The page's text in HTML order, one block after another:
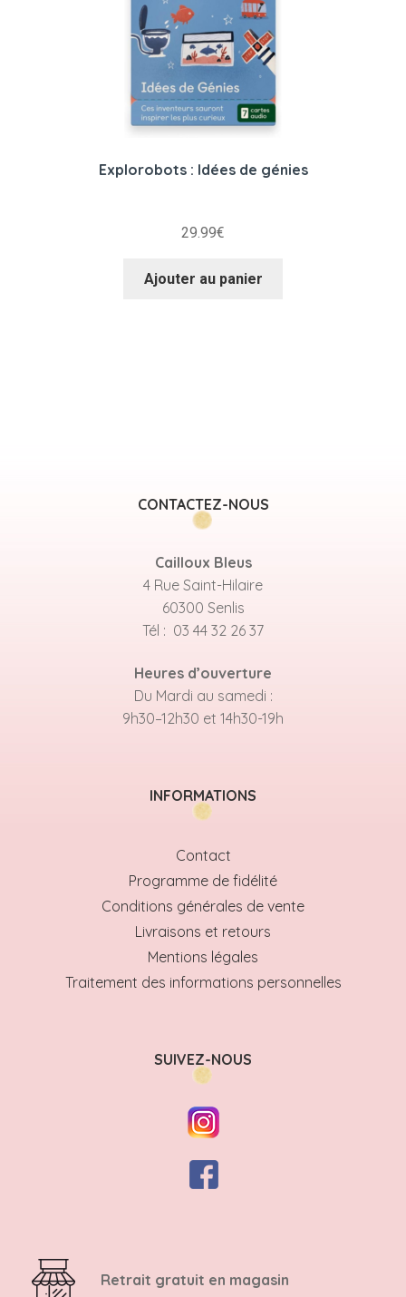
Explorobots : Idées de génies
29.99€
Ajouter au panier
CONTACTEZ-NOUS
Cailloux Bleus
4 Rue Saint-Hilaire
60300 Senlis
Tél : 03 44 32 26 37
Heures d’ouverture
Du Mardi au samedi :
9h30–12h30 et 14h30-19h
INFORMATIONS
Contact
Programme de fidélité
Conditions générales de vente
Livraisons et retours
Mentions légales
Traitement des informations personnelles
SUIVEZ-NOUS
Retrait gratuit en magasin